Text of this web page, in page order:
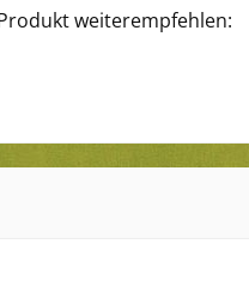
weiterempfehlen: